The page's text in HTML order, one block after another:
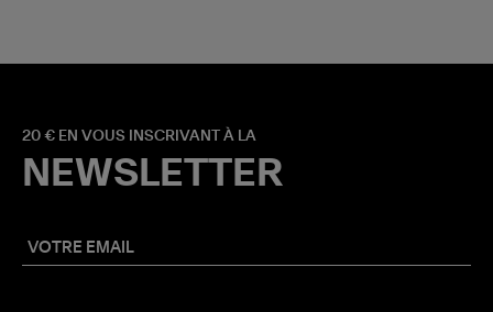
20 € EN VOUS INSCRIVANT À LA
NEWSLETTER